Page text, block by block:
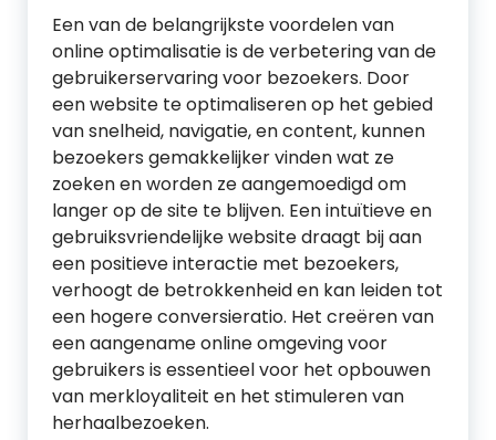
Een van de belangrijkste voordelen van
online optimalisatie is de verbetering van de
gebruikerservaring voor bezoekers. Door
een website te optimaliseren op het gebied
van snelheid, navigatie, en content, kunnen
bezoekers gemakkelijker vinden wat ze
zoeken en worden ze aangemoedigd om
langer op de site te blijven. Een intuïtieve en
gebruiksvriendelijke website draagt bij aan
een positieve interactie met bezoekers,
verhoogt de betrokkenheid en kan leiden tot
een hogere conversieratio. Het creëren van
een aangename online omgeving voor
gebruikers is essentieel voor het opbouwen
van merkloyaliteit en het stimuleren van
herhaalbezoeken.